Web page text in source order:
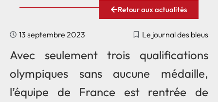
Retour aux actualités
13 septembre 2023 Le journal des bleus
Avec seulement trois qualifications
olympiques sans aucune médaille,
l’équipe de France est rentrée de